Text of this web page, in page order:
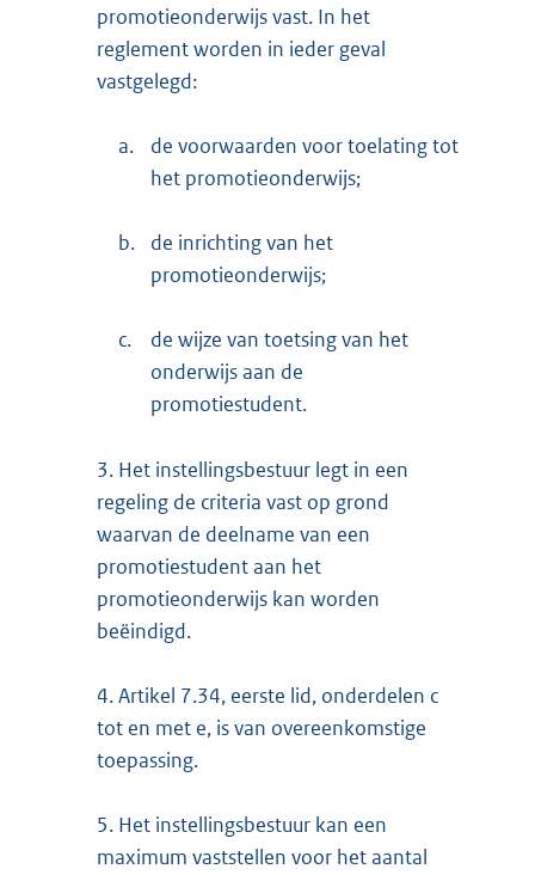
promotieonderwijs vast. In het
reglement worden in ieder geval
vastgelegd:
a.
de voorwaarden voor toelating tot
het promotieonderwijs;
b.
de inrichting van het
promotieonderwijs;
c.
de wijze van toetsing van het
onderwijs aan de
promotiestudent.
3. Het instellingsbestuur legt in een
regeling de criteria vast op grond
waarvan de deelname van een
promotiestudent aan het
promotieonderwijs kan worden
beëindigd.
4.Artikel 7.34, eerste lid, onderdelen c
tot en met e, is van overeenkomstige
toepassing.
5. Het instellingsbestuur kan een
maximum vaststellen voor het aantal